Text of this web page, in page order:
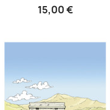
15,00 €